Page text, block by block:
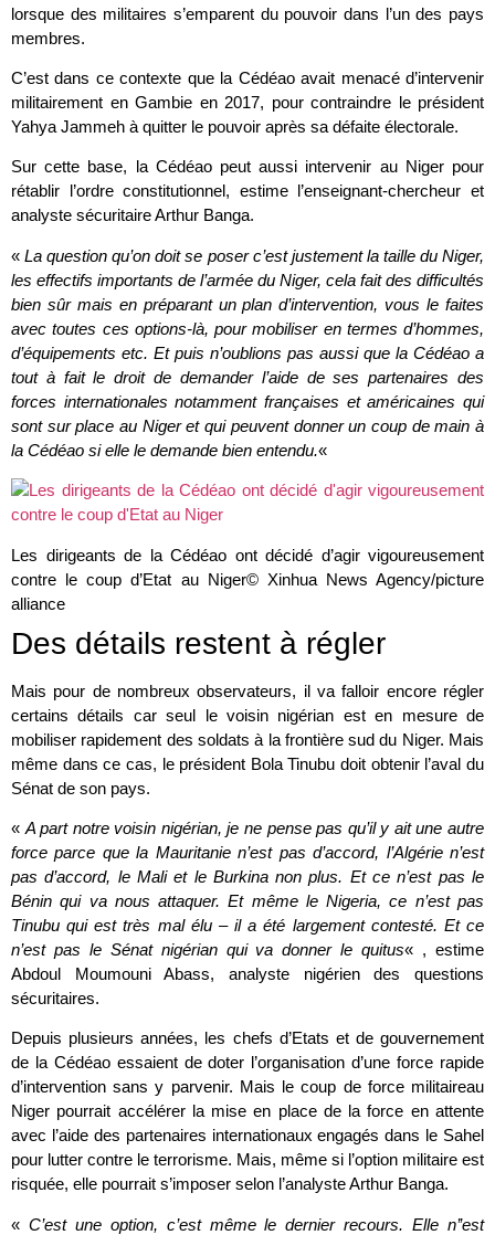
lorsque des militaires s’emparent du pouvoir dans l’un des pays
membres.
C’est dans ce contexte que la Cédéao avait menacé d’intervenir
militairement en Gambie en 2017, pour contraindre le président
Yahya Jammeh à quitter le pouvoir après sa défaite électorale.
Sur cette base, la Cédéao peut aussi intervenir au Niger pour
rétablir l’ordre constitutionnel, estime l’enseignant-chercheur et
analyste sécuritaire Arthur Banga.
«La question qu’on doit se poser c’est justement la taille du Niger,
les effectifs importants de l’armée du Niger, cela fait des difficultés
bien sûr mais en préparant un plan d’intervention, vous le faites
avec toutes ces options-là, pour mobiliser en termes d’hommes,
d’équipements etc. Et puis n’oublions pas aussi que la Cédéao a
tout à fait le droit de demander l’aide de ses partenaires des
forces internationales notamment françaises et américaines qui
sont sur place au Niger et qui peuvent donner un coup de main à
la Cédéao si elle le demande bien entendu.«
Les dirigeants de la Cédéao ont décidé d’agir vigoureusement
contre le coup d’Etat au Niger© Xinhua News Agency/picture
alliance
Des détails restent à régler
Mais pour de nombreux observateurs, il va falloir encore régler
certains détails car seul le voisin nigérian est en mesure de
mobiliser rapidement des soldats à la frontière sud du Niger. Mais
même dans ce cas, le président Bola Tinubu doit obtenir l’aval du
Sénat de son pays.
« A part notre voisin nigérian, je ne pense pas qu’il y ait une autre
force parce que la Mauritanie n’est pas d’accord, l’Algérie n’est
pas d’accord, le Mali et le Burkina non plus. Et ce n’est pas le
Bénin qui va nous attaquer. Et même le Nigeria, ce n’est pas
Tinubu qui est très mal élu – il a été largement contesté. Et ce
n’est pas le Sénat nigérian qui va donner le quitus« , estime
Abdoul Moumouni Abass, analyste nigérien des questions
sécuritaires.
Depuis plusieurs années, les chefs d’Etats et de gouvernement
de la Cédéao essaient de doter l’organisation d’une force rapide
d’intervention sans y parvenir. Mais le coup de force militaireau
Niger pourrait accélérer la mise en place de la force en attente
avec l’aide des partenaires internationaux engagés dans le Sahel
pour lutter contre le terrorisme. Mais, même si l’option militaire est
risquée, elle pourrait s’imposer selon l’analyste Arthur Banga.
« C’est une option, c’est même le dernier recours. Elle n’’est